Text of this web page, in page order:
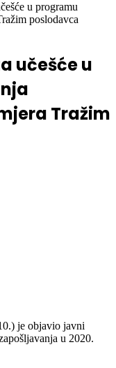
u programu
poslodavca
učešće u
Tražim
je objavio javni
u 2020.